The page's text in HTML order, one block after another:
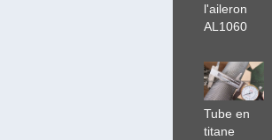
l'aileron
AL1060
Tube en
titane